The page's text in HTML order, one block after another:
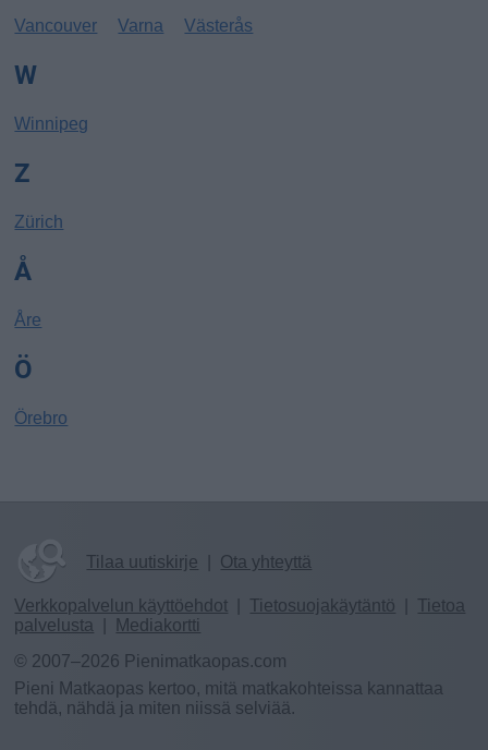
Vancouver Varna Västerås
W
Winnipeg
Z
Zürich
Å
Åre
Ö
Örebro
Tilaa uutiskirje Ota yhteyttä
Verkkopalvelun käyttöehdot Tietosuojakäytäntö
Tietoa
palvelusta
Mediakortti
© 2007–2026 Pienimatkaopas.com
Pieni Matkaopas kertoo, mitä matkakohteissa kannattaa
tehdä, nähdä ja miten niissä selviää.